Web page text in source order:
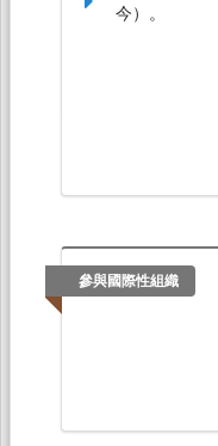
今）。
參與國際性組織